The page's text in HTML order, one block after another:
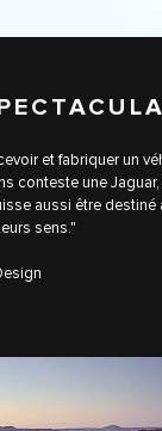
et fabriquer un
conteste une
aussi être destiné
sens."